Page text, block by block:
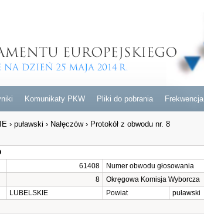
Komunikaty PKW Pliki do pobrania Frekwencja
› puławski › Nałęczów › Protokół z obwodu nr. 8
61408 Numer obwodu głosowania
8 Okręgowa Komisja Wyborcza
LUBELSKIE Powiat puławski